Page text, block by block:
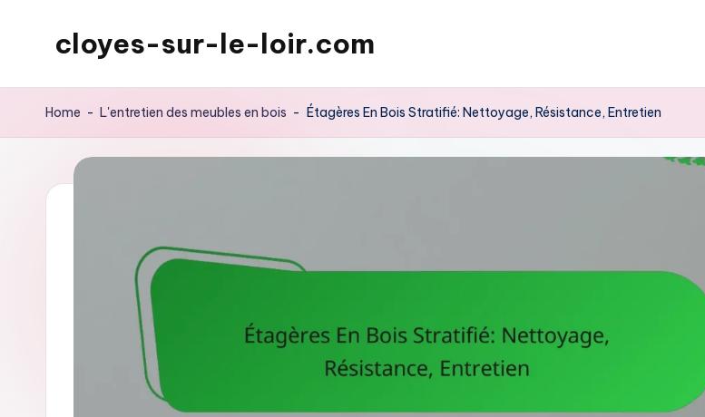
cloyes-sur-le-loir.com
Home - L'entretien des meubles en bois - Étagères En Bois Stratifié: Nettoyage, Résistance, Entretien